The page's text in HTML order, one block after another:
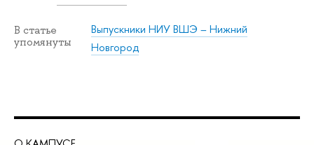
В статье
упомянуты
Выпускники НИУ ВШЭ – Нижний
Новгород